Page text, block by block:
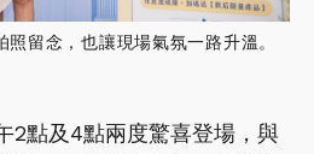
留念，也讓現場氣氛一路升溫。
2點及4點兩度驚喜登場，與